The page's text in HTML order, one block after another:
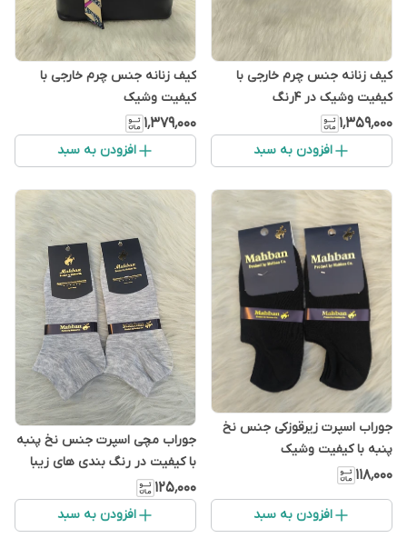
کیف زنانه جنس چرم خارجی با
کیفیت وشیک در ۴رنگ
۱٬۳۵۹٬۰۰۰
افزودن به سبد
کیف زنانه جنس چرم خارجی با
کیفیت وشیک
۱٬۳۷۹٬۰۰۰
افزودن به سبد
جوراب اسپرت زیرقوزکی جنس نخ
پنبه با کیفیت وشیک
۱۱۸٬۰۰۰
افزودن به سبد
جوراب مچی اسپرت جنس نخ پنبه
با کیفیت در رنگ بندی های زیبا
۱۲۵٬۰۰۰
افزودن به سبد